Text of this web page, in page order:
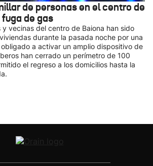
de personas en el centro de
de gas
y vecinas del centro de Baiona han sido
durante la pasada noche por una
a activar un amplio dispositivo de
han cerrado un perímetro de 100
el regreso a los domicilios hasta la